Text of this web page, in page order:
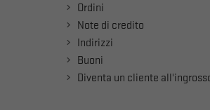
Ordini
Note di credito
Indirizzi
Buoni
Diventa un cliente